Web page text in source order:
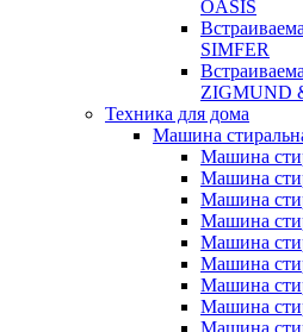
OASIS
SIMFER
ZIGMUND
Техника для дома
Машина
Машина
Машина
Машина
Машина
Машина
Машина
Машина
Машина
Машина